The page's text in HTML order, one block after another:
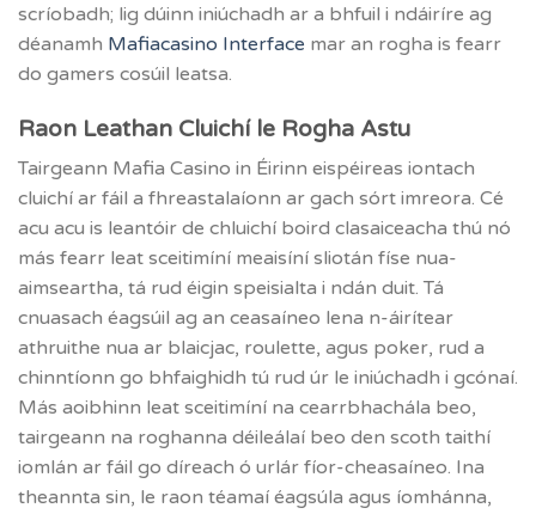
scríobadh; lig dúinn iniúchadh ar a bhfuil i ndáiríre ag
déanamh Mafiacasino Interface mar an rogha is fearr
do gamers cosúil leatsa.
Raon Leathan Cluichí le Rogha Astu
Tairgeann Mafia Casino in Éirinn eispéireas iontach
cluichí ar fáil a fhreastalaíonn ar gach sórt imreora. Cé
acu acu is leantóir de chluichí boird clasaiceacha thú nó
más fearr leat sceitimíní meaisíní sliotán físe nua-
aimseartha, tá rud éigin speisialta i ndán duit. Tá
cnuasach éagsúil ag an ceasaíneo lena n-áirítear
athruithe nua ar blaicjac, roulette, agus poker, rud a
chinntíonn go bhfaighidh tú rud úr le iniúchadh i gcónaí.
Más aoibhinn leat sceitimíní na cearrbhachála beo,
tairgeann na roghanna déileálaí beo den scoth taithí
iomlán ar fáil go díreach ó urlár fíor-cheasaíneo. Ina
theannta sin, le raon téamaí éagsúla agus íomhánna,